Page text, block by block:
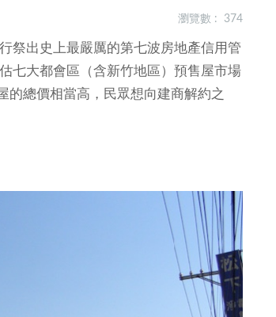
瀏覽數 : 374
祭出史上最嚴厲的第七波房地產信用管
七大都會區（含新竹地區）預售屋市場
的總價相當高，民眾想向建商解約之